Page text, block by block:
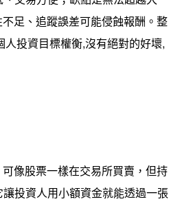
足、追蹤誤差可能侵蝕報酬。整
投資目標權衡,沒有絕對的好壞,
像股票一樣在交易所買賣，但持
投資人用小額資金就能透過一張